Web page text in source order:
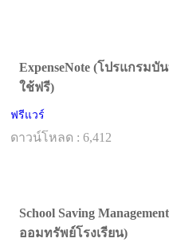
ExpenseNote (โปรแกรม
ใช้ฟรี)
ฟรีแวร์
ดาวน์โหลด : 6,412
School Saving
ออมทรัพย์โรงเรียน)